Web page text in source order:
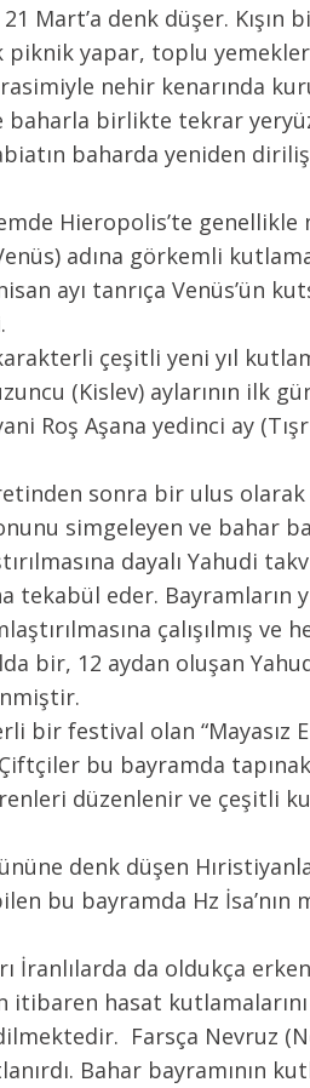
Mart’a denk düşer. Kışın
yapar, toplu yemekler
nehir kenarında
birlikte tekrar
baharda yeniden
Hieropolis’te genellikle
adına görkemli
ayı tanrıça Venüs’ün
çeşitli yeni yıl
(Kislev) aylarının ilk
Roş Aşana yedinci ay
sonra bir ulus olarak
simgeleyen ve bahar
dayalı Yahudi
tekabül eder. Bayramların
çalışılmış ve
bir, 12 aydan oluşan
bir festival olan “Mayasız
Çiftçiler bu bayramda
düzenlenir ve çeşitli
denk düşen
bu bayramda Hz İsa’nın
İranlılarda da oldukça erken
hasat
Farsça Nevruz
Bahar bayramının